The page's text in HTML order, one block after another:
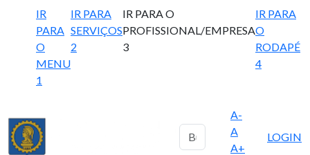
IR
PARA
O
MENU
1
IR PARA
SERVIÇOS
2
IR PARA O
PROFISSIONAL/EMPRESA
3
IR PARA
O
RODAPÉ
4
A-
A
A+
LOGIN